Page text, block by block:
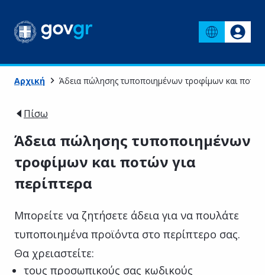
Αρχική Άδεια πώλησης τυποποιημένων τροφίμων και ποτών
Πίσω
Άδεια πώλησης τυποποιημένων
τροφίμων και ποτών για
περίπτερα
Μπορείτε να ζητήσετε άδεια για να πουλάτε
τυποποιημένα προϊόντα στο περίπτερο σας.
Θα χρειαστείτε:
τους προσωπικούς σας κωδικούς